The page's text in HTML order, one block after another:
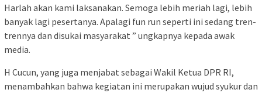
Harlah akan kami laksanakan. Semoga lebih meriah lagi, lebih
banyak lagi pesertanya. Apalagi fun run seperti ini sedang tren-
trennya dan disukai masyarakat ” ungkapnya kepada awak
media.
H Cucun, yang juga menjabat sebagai Wakil Ketua DPR RI,
menambahkan bahwa kegiatan ini merupakan wujud syukur dan